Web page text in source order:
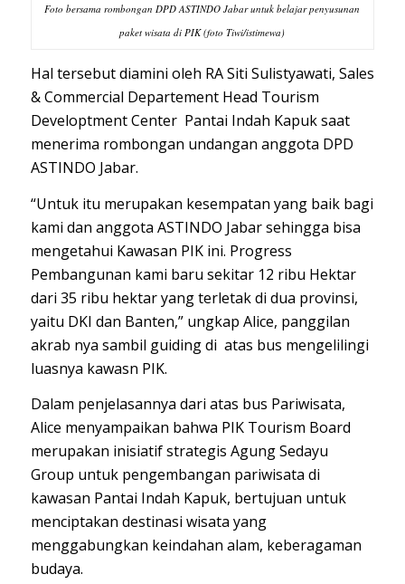
Foto bersama rombongan DPD ASTINDO Jabar untuk belajar penyusunan
paket wisata di PIK (foto Tiwi/istimewa)
Hal tersebut diamini oleh RA Siti Sulistyawati, Sales
& Commercial Departement Head Tourism
Developtment Center Pantai Indah Kapuk saat
menerima rombongan undangan anggota DPD
ASTINDO Jabar.
“Untuk itu merupakan kesempatan yang baik bagi
kami dan anggota ASTINDO Jabar sehingga bisa
mengetahui Kawasan PIK ini. Progress
Pembangunan kami baru sekitar 12 ribu Hektar
dari 35 ribu hektar yang terletak di dua provinsi,
yaitu DKI dan Banten,” ungkap Alice, panggilan
akrab nya sambil guiding di atas bus mengelilingi
luasnya kawasn PIK.
Dalam penjelasannya dari atas bus Pariwisata,
Alice menyampaikan bahwa PIK Tourism Board
merupakan inisiatif strategis Agung Sedayu
Group untuk pengembangan pariwisata di
kawasan Pantai Indah Kapuk, bertujuan untuk
menciptakan destinasi wisata yang
menggabungkan keindahan alam, keberagaman
budaya.